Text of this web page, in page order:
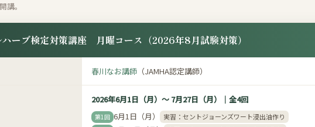
講。
ハーブ検定対策講座 月曜コース（2026年8月試験対策）
春川なお講師 （JAMHA認定講師）
2026年6月1日（月）〜 7月27日（月）｜全4回
第1回 6月1日（月） 実習：セントジョーンズワート浸出油作り